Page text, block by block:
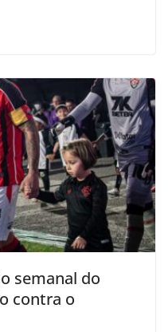
semanal do
contra o